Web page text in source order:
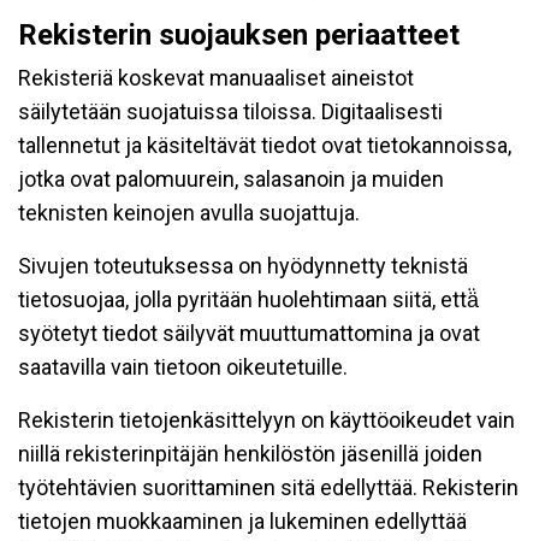
Rekisterin suojauksen periaatteet
Rekisteriä koskevat manuaaliset aineistot
säilytetään suojatuissa tiloissa. Digitaalisesti
tallennetut ja käsiteltävät tiedot ovat tietokannoissa,
jotka ovat palomuurein, salasanoin ja muiden
teknisten keinojen avulla suojattuja.
Sivujen toteutuksessa on hyödynnetty teknistä
tietosuojaa, jolla pyritään huolehtimaan siitä, että̈
syötetyt tiedot säilyvät muuttumattomina ja ovat
saatavilla vain tietoon oikeutetuille.
Rekisterin tietojenkäsittelyyn on käyttöoikeudet vain
niillä rekisterinpitäjän henkilöstön jäsenillä joiden
työtehtävien suorittaminen sitä edellyttää. Rekisterin
tietojen muokkaaminen ja lukeminen edellyttää